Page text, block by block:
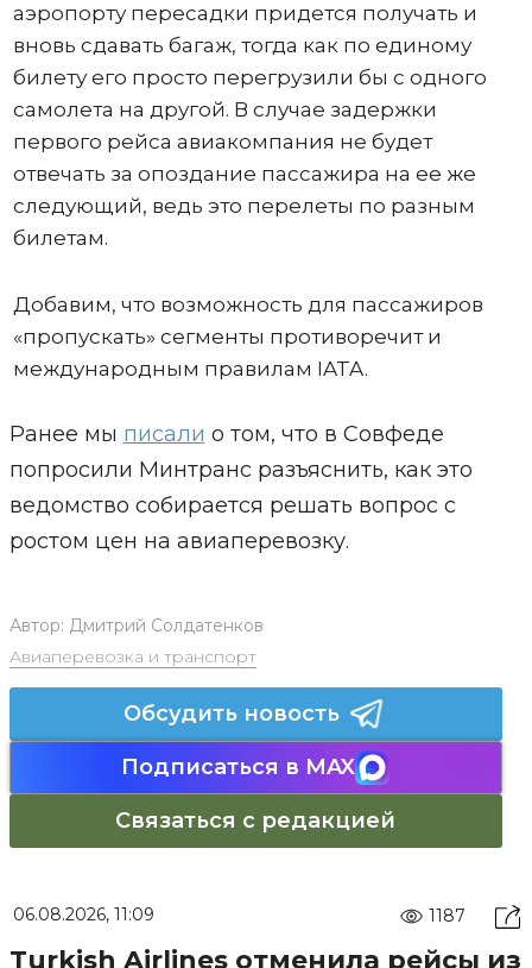
аэропорту пересадки придется получать и
вновь сдавать багаж, тогда как по единому
билету его просто перегрузили бы с одного
самолета на другой. В случае задержки
первого рейса авиакомпания не будет
отвечать за опоздание пассажира на ее же
следующий, ведь это перелеты по разным
билетам.
Добавим, что возможность для пассажиров
«пропускать» сегменты противоречит и
международным правилам IATA.
Ранее мы писали о том, что в Совфеде
попросили Минтранс разъяснить, как это
ведомство собирается решать вопрос с
ростом цен на авиаперевозку.
Автор: Дмитрий Солдатенков
Авиаперевозка и транспорт
Обсудить новость
Подписаться в MAX
Связаться с редакцией
06.08.2026, 11:09 1187
Turkish Airlines отменила рейсы из